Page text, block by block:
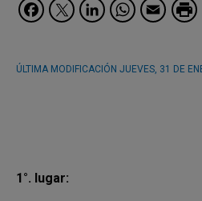
Facebook
Twitter
LinkedIn
ÚLTIMA MODIFICACIÓN JUEVES, 31 DE
1°. lugar: